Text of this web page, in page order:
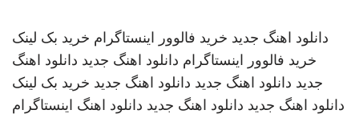
دانلود اهنگ جدید خرید فالوور اینستاگرام خرید بک لینک
خرید فالوور اینستاگرام دانلود اهنگ جدید دانلود اهنگ
جدید دانلود اهنگ جدید دانلود اهنگ جدید خرید بک لینک
دانلود اهنگ جدید دانلود اهنگ جدید دانلود اهنگ اینستاگرام